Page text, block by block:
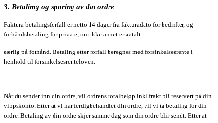
3. Betalimg og sporing av din ordre
Faktura betalingsforfall er netto 14 dager fra fakturadato for bedrifter, og
forhåndsbetaling for private, om ikke annet er avtalt
særlig på forhånd. Betaling etter forfall beregnes med forsinkelsesrente i
henhold til forsinkelsesrenteloven.
Når du sender inn din ordre, vil ordrens totalbeløp inkl frakt bli reservert på din
vippskonto. Etter at vi har ferdigbehandlet din ordre, vil vi ta betaling for din
ordre. Betaling av din ordre skjer samme dag som din ordre blir sendt. Etter at